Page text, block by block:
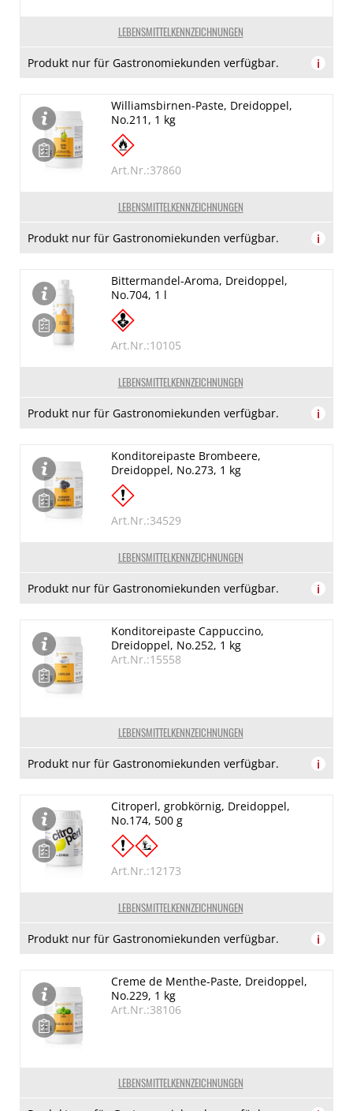
LEBENSMITTELKENNZEICHNUNGEN
Produkt nur für Gastronomiekunden verfügbar. i
LEBENSMITTELKENNZEICHNUNGEN
Williamsbirnen-Paste, Dreidoppel,
No.211, 1 kg
Art.Nr.:37860
Produkt nur für Gastronomiekunden verfügbar. i
LEBENSMITTELKENNZEICHNUNGEN
Bittermandel-Aroma, Dreidoppel,
No.704, 1 l
Art.Nr.:10105
Produkt nur für Gastronomiekunden verfügbar. i
LEBENSMITTELKENNZEICHNUNGEN
Konditoreipaste Brombeere,
Dreidoppel, No.273, 1 kg
Art.Nr.:34529
Produkt nur für Gastronomiekunden verfügbar. i
LEBENSMITTELKENNZEICHNUNGEN
Konditoreipaste Cappuccino,
Dreidoppel, No.252, 1 kg
Art.Nr.:15558
Produkt nur für Gastronomiekunden verfügbar. i
LEBENSMITTELKENNZEICHNUNGEN
Citroperl, grobkörnig, Dreidoppel,
No.174, 500 g
Art.Nr.:12173
Produkt nur für Gastronomiekunden verfügbar. i
LEBENSMITTELKENNZEICHNUNGEN
Creme de Menthe-Paste, Dreidoppel,
No.229, 1 kg
Art.Nr.:38106